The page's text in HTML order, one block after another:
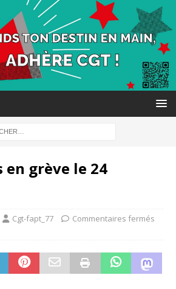
en grève le 24
Cgt-fapt_77 Commentaires fermés